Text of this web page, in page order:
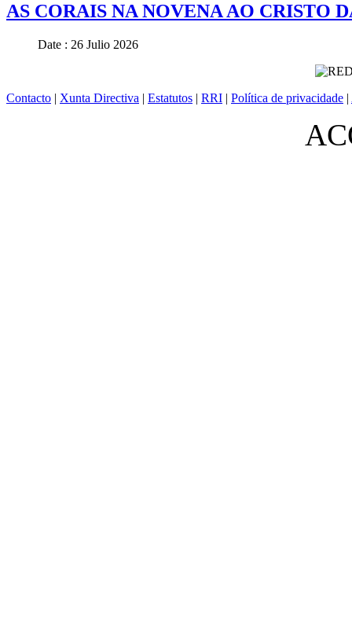
AS CORAIS NA NOVENA AO CRISTO
Date : 26 Julio 2026
Contacto | Xunta Directiva | Estatutos | RRI | Política de privacidade |